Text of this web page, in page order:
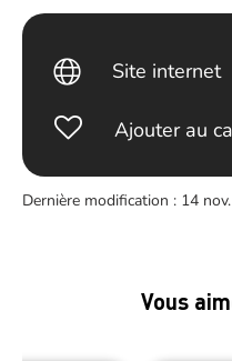
Site internet
Ajouter au
Dernière modification : 14
Vous